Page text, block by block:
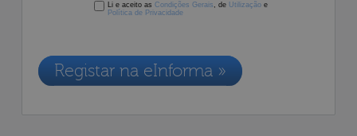
Li e aceito as Condições Gerais , de Utilização e
Política de Privacidade
Registar na eInforma »